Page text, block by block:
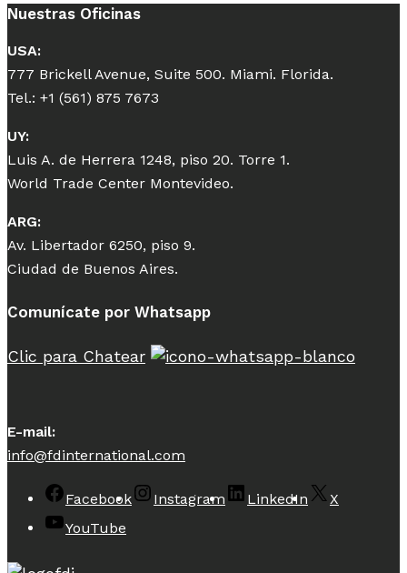
Nuestras Oficinas
USA:
777 Brickell Avenue, Suite 500. Miami. Florida.
Tel.: +1 (561) 875 7673
UY:
Luis A. de Herrera 1248, piso 20. Torre 1.
World Trade Center Montevideo.
ARG:
Av. Libertador 6250, piso 9.
Ciudad de Buenos Aires.
Comunícate por Whatsapp
Clic para Chatear
E-mail:
info@fdinternational.com
Facebook Instagram LinkedIn
X
YouTube